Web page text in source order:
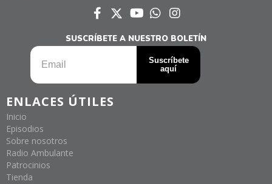
SUSCRÍBETE A NUESTRO BOLETÍN
ENLACES ÚTILES
Inicio
Episodios
Sobre nosotros
Radio Ambulante
Patrocinios
Tienda